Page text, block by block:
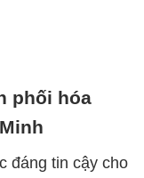
phối hóa
đáng tin cậy cho